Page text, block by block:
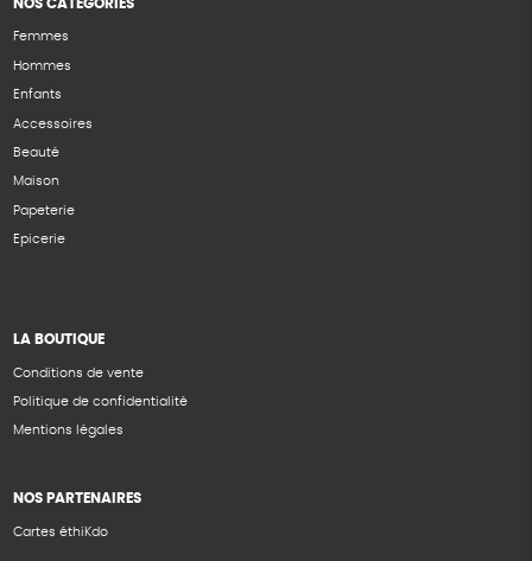
NOS CATÉGORIES
Femmes
Hommes
Enfants
Accessoires
Beauté
Maison
Papeterie
Epicerie
LA BOUTIQUE
Conditions de vente
Politique de confidentialité
Mentions légales
NOS PARTENAIRES
Cartes éthiKdo